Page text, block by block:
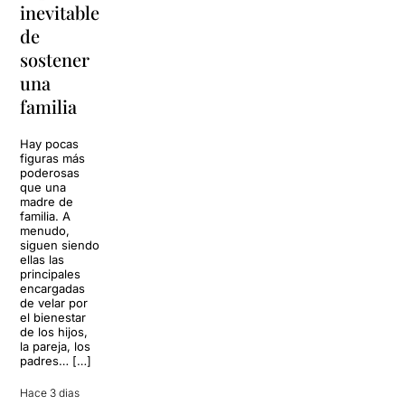
inevitable
de
sostener
una
familia
Hay pocas
figuras más
poderosas
que una
madre de
familia. A
menudo,
siguen siendo
ellas las
principales
encargadas
de velar por
el bienestar
de los hijos,
la pareja, los
padres… […]
Hace 3 dias